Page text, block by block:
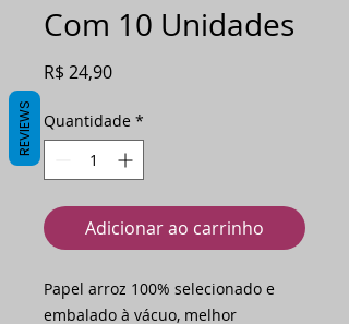
Com 10 Unidades
R$ 24,90Preço
Quantidade *
Adicionar ao carrinho
Papel arroz 100% selecionado e
embalado à vácuo, melhor
REVIEWS